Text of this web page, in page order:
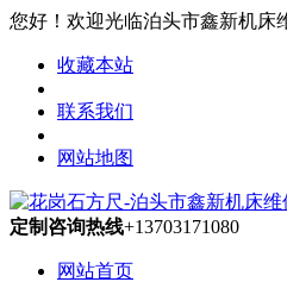
您好！欢迎光临泊头市鑫新机床
收藏本站
联系我们
网站地图
定制咨询热线+13703171080
网站首页